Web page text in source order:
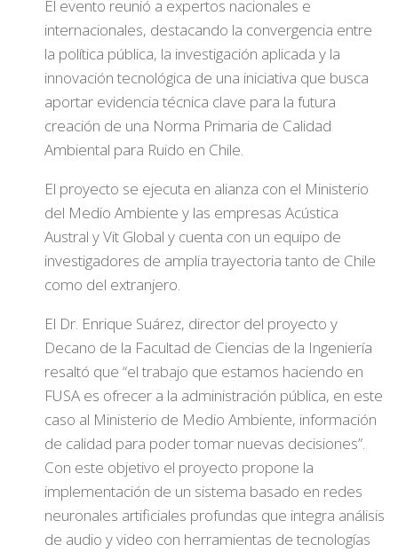
El evento reunió a expertos nacionales e
internacionales, destacando la convergencia entre
la política pública, la investigación aplicada y la
innovación tecnológica de una iniciativa que busca
aportar evidencia técnica clave para la futura
creación de una Norma Primaria de Calidad
Ambiental para Ruido en Chile.
El proyecto se ejecuta en alianza con el Ministerio
del Medio Ambiente y las empresas Acústica
Austral y Vit Global y cuenta con un equipo de
investigadores de amplia trayectoria tanto de Chile
como del extranjero.
El Dr. Enrique Suárez, director del proyecto y
Decano de la Facultad de Ciencias de la Ingeniería
resaltó que “el trabajo que estamos haciendo en
FUSA es ofrecer a la administración pública, en este
caso al Ministerio de Medio Ambiente, información
de calidad para poder tomar nuevas decisiones”.
Con este objetivo el proyecto propone la
implementación de un sistema basado en redes
neuronales artificiales profundas que integra análisis
de audio y video con herramientas de tecnologías